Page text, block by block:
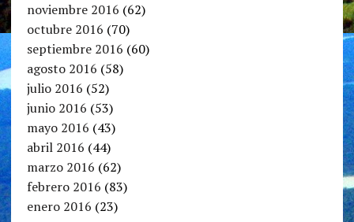
noviembre 2016 (62)
octubre 2016 (70)
septiembre 2016 (60)
agosto 2016 (58)
julio 2016 (52)
junio 2016 (53)
mayo 2016 (43)
abril 2016 (44)
marzo 2016 (62)
febrero 2016 (83)
enero 2016 (23)